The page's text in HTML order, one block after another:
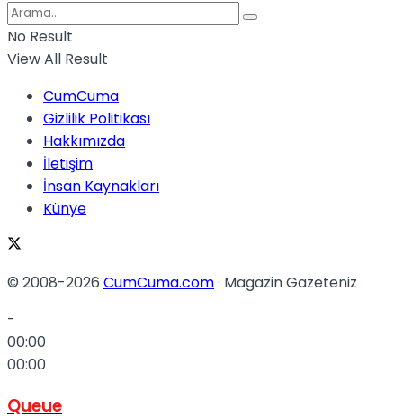
No Result
View All Result
CumCuma
Gizlilik Politikası
Hakkımızda
İletişim
İnsan Kaynakları
Künye
© 2008-2026 CumCuma.com· Magazin Gazeteniz
-
00:00
00:00
Queue